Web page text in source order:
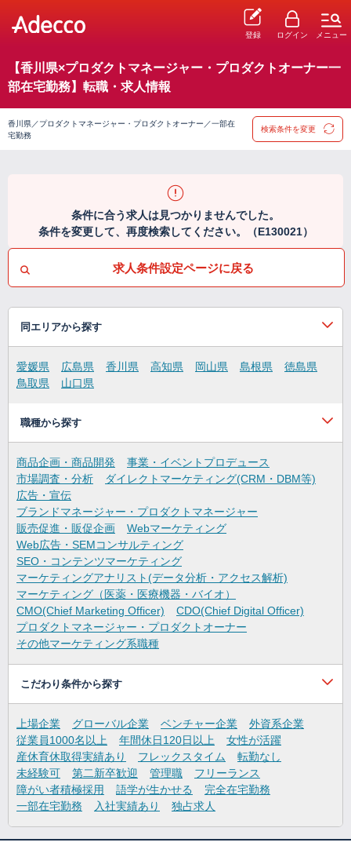
登録 ログイン メニュー
【香川県×プロダクトマネージャー・プロダクトオーナー一
部在宅勤務】転職・求人情報
香川県／プロダクトマネージャー・プロダクトオーナー／一部在
宅勤務
検索条件を変更
条件に合う求人は見つかりませんでした。
条件を変更して、再度検索してください。（E130021）
求人条件設定ページに戻る
同エリアから探す
愛媛県 広島県 香川県 高知県 岡山県 島根県
徳島県
鳥取県
山口県
職種から探す
商品企画・商品開発
事業・イベントプロデュース
市場調査・分析
ダイレクトマーケティング(CRM・DBM等)
広告・宣伝
ブランドマネージャー・プロダクトマネージャー
販売促進・販促企画
Webマーケティング
Web広告・SEMコンサルティング
SEO・コンテンツマーケティング
マーケティングアナリスト(データ分析・アクセス解析)
マーケティング（医薬・医療機器・バイオ）
CMO(Chief Marketing Officer)
CDO(Chief Digital Officer)
プロダクトマネージャー・プロダクトオーナー
その他マーケティング系職種
こだわり条件から探す
上場企業 グローバル企業 ベンチャー企業
外資系企業
従業員1000名以上
年間休日120日以上
女性が活躍
産休育休取得実績あり
フレックスタイム
転勤なし
未経験可
第二新卒歓迎 管理職
フリーランス
障がい者積極採用
語学が生かせる
完全在宅勤務
一部在宅勤務
入社実績あり 独占求人